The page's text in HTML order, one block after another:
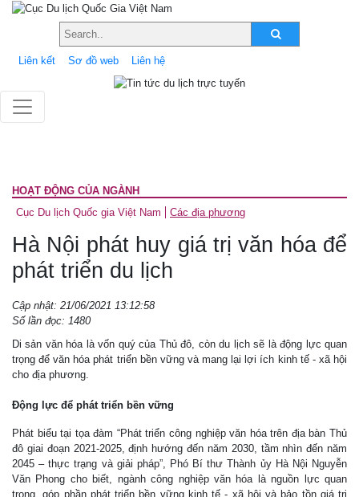
Liên kết Sơ đồ web Liên hệ
HOẠT ĐỘNG CỦA NGÀNH
Cục Du lịch Quốc gia Việt Nam
Các địa phương
Hà Nội phát huy giá trị văn hóa để
phát triển du lịch
Cập nhật: 21/06/2021 13:12:58
Số lần đọc: 1480
Di sản văn hóa là vốn quý của Thủ đô, còn du lịch sẽ là động lực quan
trọng để văn hóa phát triển bền vững và mang lại lợi ích kinh tế - xã hội
cho địa phương.
Động lực để phát triển bền vững
Phát biểu tại tọa đàm “Phát triển công nghiệp văn hóa trên địa bàn Thủ
đô giai đoạn 2021-2025, định hướng đến năm 2030, tầm nhìn đến năm
2045 – thực trạng và giải pháp”, Phó Bí thư Thành ủy Hà Nội Nguyễn
Văn Phong cho biết, ngành công nghiệp văn hóa là nguồn lực quan
trọng, góp phần phát triển bền vững kinh tế - xã hội và bảo tồn giá trị